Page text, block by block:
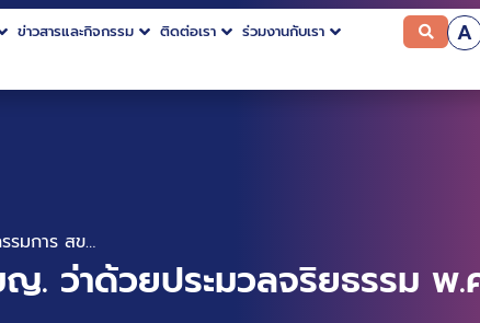
ข่าวสารและกิจกรรม ติดต่อเรา ร่วมงานกับเรา A
ข้อบังคับคณะกรรมการ สขญ. ว่าด้วยประมวลจริยธรรม พ.ศ. 2567
. ว่าด้วยประมวลจริยธรรม พ.